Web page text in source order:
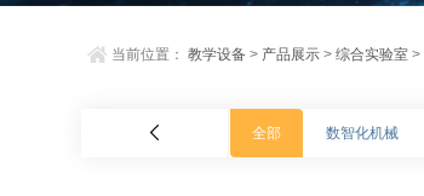
当前位置：教学设备 > 产品展示 >综合实验室 >
全部 数智化机械